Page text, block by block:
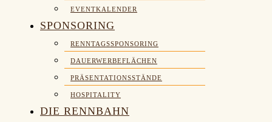
EVENTKALENDER
SPONSORING
RENNTAGSSPONSORING
DAUERWERBEFLÄCHEN
PRÄSENTATIONSSTÄNDE
HOSPITALITY
DIE RENNBAHN